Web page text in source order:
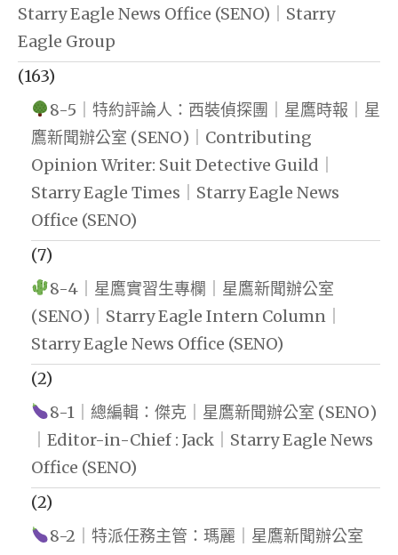
Starry Eagle News Office (SENO)｜Starry
Eagle Group
(163)
8-5｜特約評論人：西裝偵探團｜星鷹時報｜星
鷹新聞辦公室 (SENO)｜Contributing
Opinion Writer: Suit Detective Guild｜
Starry Eagle Times｜Starry Eagle News
Office (SENO)
(7)
8-4｜星鷹實習生專欄｜星鷹新聞辦公室
(SENO)｜Starry Eagle Intern Column｜
Starry Eagle News Office (SENO)
(2)
8-1｜總編輯：傑克｜星鷹新聞辦公室 (SENO)
｜Editor-in-Chief : Jack｜Starry Eagle News
Office (SENO)
(2)
8-2｜特派任務主管：瑪麗｜星鷹新聞辦公室